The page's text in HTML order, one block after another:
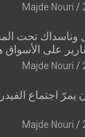
Majde Nouri
وناسداك تحت
على الأسواق
Majde Nouri
اجتماع
Majde Nouri